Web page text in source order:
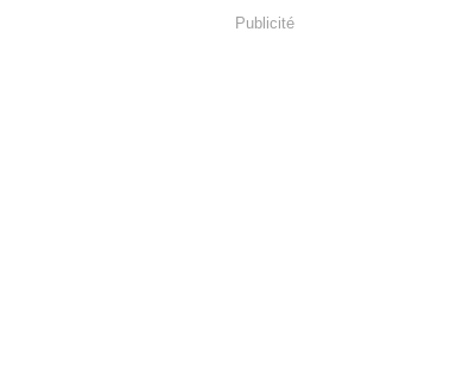
Publicité